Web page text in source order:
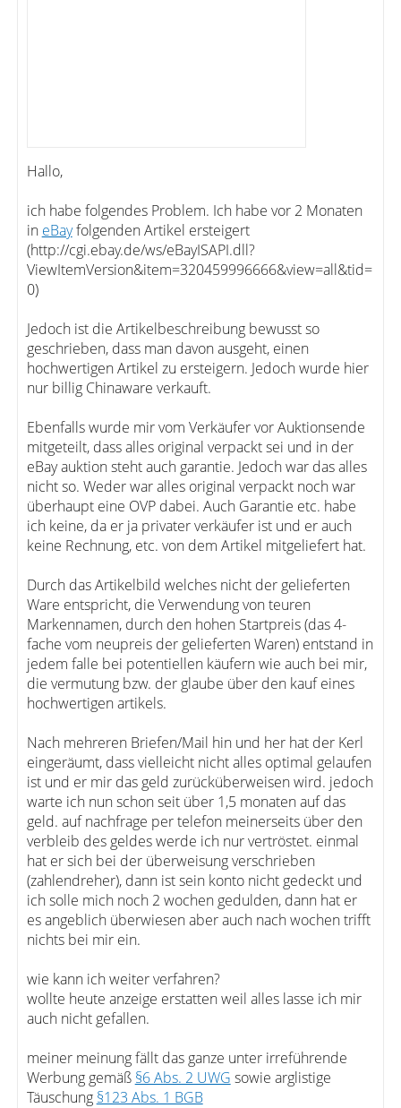
Hallo,
ich habe folgendes Problem. Ich habe vor 2 Monaten
in eBayfolgenden Artikel ersteigert
(http://cgi.ebay.de/ws/eBayISAPI.dll?
ViewItemVersion&item=320459996666&view=all&tid=
0)
Jedoch ist die Artikelbeschreibung bewusst so
geschrieben, dass man davon ausgeht, einen
hochwertigen Artikel zu ersteigern. Jedoch wurde hier
nur billig Chinaware verkauft.
Ebenfalls wurde mir vom Verkäufer vor Auktionsende
mitgeteilt, dass alles original verpackt sei und in der
eBay auktion steht auch garantie. Jedoch war das alles
nicht so. Weder war alles original verpackt noch war
überhaupt eine OVP dabei. Auch Garantie etc. habe
ich keine, da er ja privater verkäufer ist und er auch
keine Rechnung, etc. von dem Artikel mitgeliefert hat.
Durch das Artikelbild welches nicht der gelieferten
Ware entspricht, die Verwendung von teuren
Markennamen, durch den hohen Startpreis (das 4-
fache vom neupreis der gelieferten Waren) entstand in
jedem falle bei potentiellen käufern wie auch bei mir,
die vermutung bzw. der glaube über den kauf eines
hochwertigen artikels.
Nach mehreren Briefen/Mail hin und her hat der Kerl
eingeräumt, dass vielleicht nicht alles optimal gelaufen
ist und er mir das geld zurücküberweisen wird. jedoch
warte ich nun schon seit über 1,5 monaten auf das
geld. auf nachfrage per telefon meinerseits über den
verbleib des geldes werde ich nur vertröstet. einmal
hat er sich bei der überweisung verschrieben
(zahlendreher), dann ist sein konto nicht gedeckt und
ich solle mich noch 2 wochen gedulden, dann hat er
es angeblich überwiesen aber auch nach wochen trifft
nichts bei mir ein.
wie kann ich weiter verfahren?
wollte heute anzeige erstatten weil alles lasse ich mir
auch nicht gefallen.
meiner meinung fällt das ganze unter irreführende
Werbung gemäß §6 Abs. 2 UWG sowie arglistige
Täuschung §123 Abs. 1 BGB